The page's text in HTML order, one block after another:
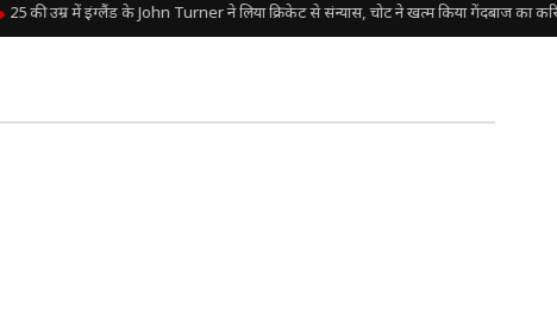
25 की उम्र में इंग्लैंड के John Turner ने लिया क्रिकेट से संन्यास, चोट ने खत्म किया गेंदबाज का